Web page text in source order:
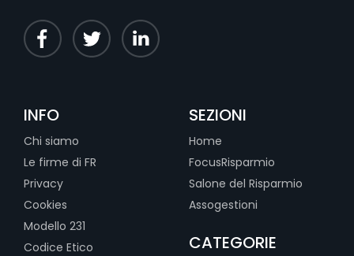
INFO
Chi siamo
Le firme di FR
Privacy
Cookies
Modello 231
Codice Etico
SEZIONI
Home
FocusRisparmio
Salone del Risparmio
Assogestioni
CATEGORIE